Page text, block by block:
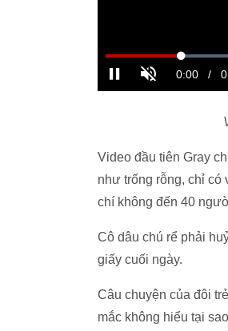
Video đầu tiên Gray
như trống rỗng, chỉ
chí không đến 40
Cô dâu chú rể phải
giấy cuối ngày.
Câu chuyện của đôi
mắc không hiểu tại